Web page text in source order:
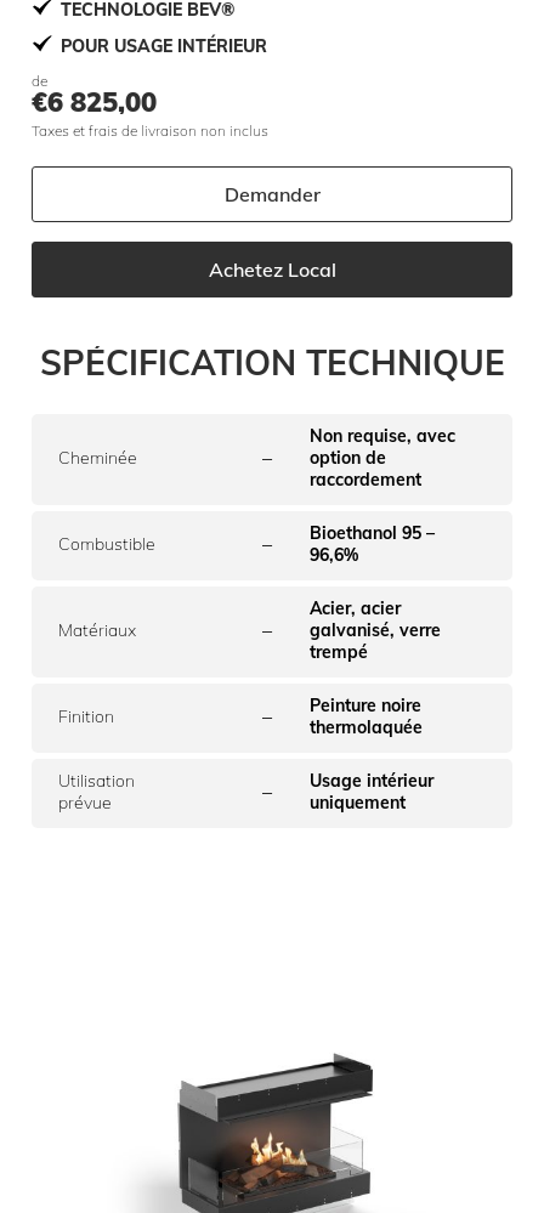
TECHNOLOGIE BEV®
POUR USAGE INTÉRIEUR
de
€6 825,00
Taxes et frais de livraison non inclus
Demander
Achetez Local
SPÉCIFICATION TECHNIQUE
Cheminée –
Non requise, avec
option de
raccordement
Combustible –
Bioethanol 95 –
96,6%
Matériaux –
Acier, acier
galvanisé, verre
trempé
Finition –
Peinture noire
thermolaquée
Utilisation
prévue
–
Usage intérieur
uniquement